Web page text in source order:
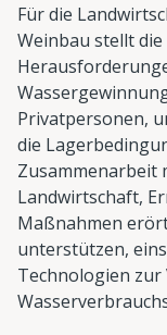
Für die
Weinbau stellt
Privatpersonen,
die
Zusammenarbeit
Landwirtschaft,
Maßnahmen
unterstützen,
Technologien